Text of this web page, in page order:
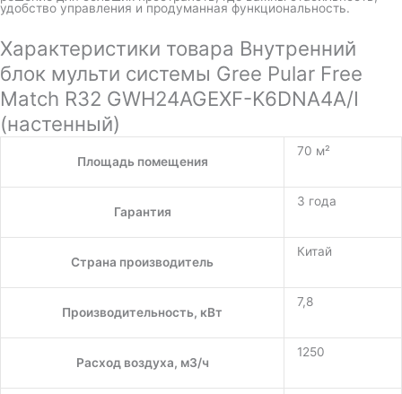
удобство управления и продуманная функциональность.
Характеристики товара Внутренний
блок мульти системы Gree Pular Free
Match R32 GWH24AGEXF-K6DNA4A/I
(настенный)
Площадь помещения
70 м²
Гарантия
3 года
Страна производитель
Китай
Производительность, кВт
7,8
Расход воздуха, м3/ч
1250